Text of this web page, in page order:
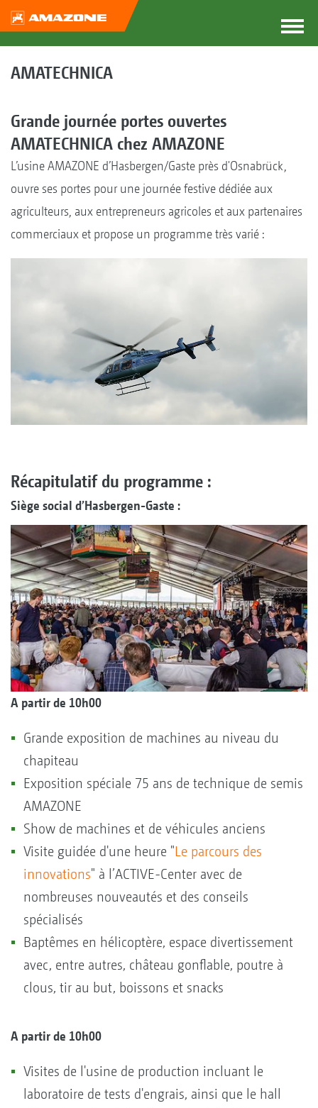
AMATECHNICA
Grande journée portes ouvertes
AMATECHNICA chez AMAZONE
L’usine AMAZONE d’Hasbergen/Gaste près d'Osnabrück,
ouvre ses portes pour une journée festive dédiée aux
agriculteurs, aux entrepreneurs agricoles et aux partenaires
commerciaux et propose un programme très varié :
Récapitulatif du programme :
Siège social d’Hasbergen-Gaste :
A partir de 10h00
Grande exposition de machines au niveau du
chapiteau
Exposition spéciale 75 ans de technique de semis
AMAZONE
Show de machines et de véhicules anciens
Visite guidée d'une heure "Le parcours des
innovations" à l’ACTIVE-Center avec de
nombreuses nouveautés et des conseils
spécialisés
Baptêmes en hélicoptère, espace divertissement
avec, entre autres, château gonflable, poutre à
clous, tir au but, boissons et snacks
A partir de 10h00
Visites de l'usine de production incluant le
laboratoire de tests d'engrais, ainsi que le hall